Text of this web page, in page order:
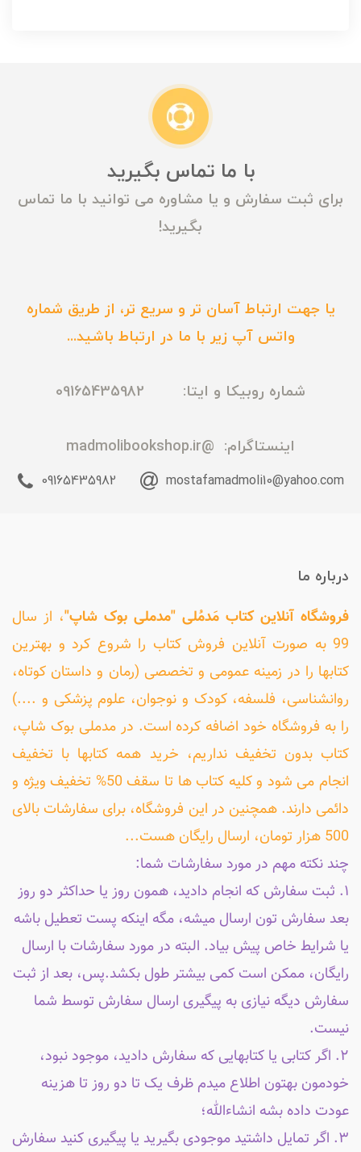
با ما تماس بگیرید
برای ثبت سفارش و یا مشاوره می توانید با ما تماس
بگیرید!
یا جهت ارتباط آسان تر و سریع تر، از طریق شماره
واتس آپ زیر با ما در ارتباط باشید...
شماره روبیکا و ایتا: 09165435982
اینستاگرام: @madmolibookshop.ir
mostafamadmoli10@yahoo.com
09165435982
درباره ما
فروشگاه آنلاین کتاب مَدمُلی "مدملی بوک شاپ"، از سال
99 به صورت آنلاین فروش کتاب را شروع کرد و بهترین
کتابها را در زمینه عمومی و تخصصی (رمان و داستان کوتاه،
روانشناسی، فلسفه، کودک و نوجوان، علوم پزشکی و ....)
را به فروشگاه خود اضافه کرده است. در مدملی بوک شاپ،
کتاب بدون تخفیف نداریم، خرید همه کتابها با تخفیف
انجام می شود و کلیه کتاب ها تا سقف 50% تخفیف ویژه و
دائمی دارند. همچنین در این فروشگاه، برای سفارشات بالای
500 هزار تومان، ارسال رایگان هست...
چند نکته مهم در مورد سفارشات شما:
۱. ثبت سفارش که انجام دادید، همون روز یا حداکثر دو روز
بعد سفارش تون ارسال میشه، مگه اینکه پست تعطیل باشه
یا شرایط خاص پیش بیاد. البته در مورد سفارشات با ارسال
رایگان، ممکن است کمی بیشتر طول بکشد.پس، بعد از ثبت
سفارش دیگه نیازی به پیگیری ارسال سفارش توسط شما
نیست.
۲. اگر کتابی یا کتابهایی که سفارش دادید، موجود نبود،
خودمون بهتون اطلاع میدم ظرف یک تا دو روز تا هزینه
عودت داده بشه انشاءالله؛
۳. اگر تمایل داشتید موجودی بگیرید یا پیگیری کنید سفارش